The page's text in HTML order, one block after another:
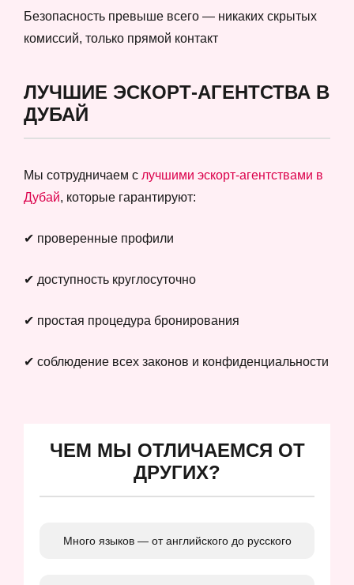
Безопасность превыше всего — никаких скрытых
комиссий, только прямой контакт
ЛУЧШИЕ ЭСКОРТ-АГЕНТСТВА В
ДУБАЙ
Мы сотрудничаем с лучшими эскорт-агентствами в
Дубай, которые гарантируют:
✔ проверенные профили
✔ доступность круглосуточно
✔ простая процедура бронирования
✔ соблюдение всех законов и конфиденциальности
ЧЕМ МЫ ОТЛИЧАЕМСЯ ОТ
ДРУГИХ?
Много языков — от английского до русского